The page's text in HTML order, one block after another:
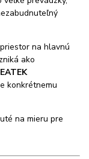
na hlavnú
ako
konkrétnemu